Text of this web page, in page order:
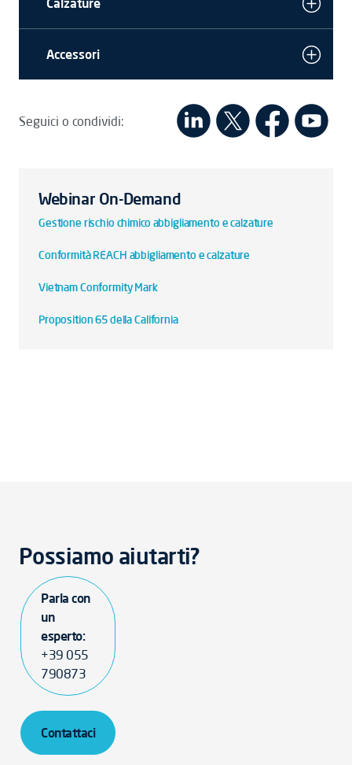
Calzature
Accessori
Seguici o condividi:
Webinar On-Demand
Gestione rischio chimico abbigliamento e calzature
Conformità REACH abbigliamento e calzature
Vietnam Conformity Mark
Proposition 65 della California
Possiamo aiutarti?
Parla con
un
esperto:
+39 055
790873
Contattaci